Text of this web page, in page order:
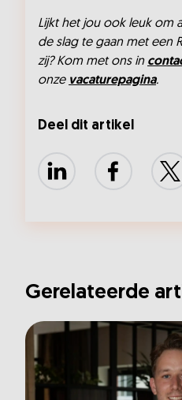
Lijkt het jou ook leuk om
de slag te gaan met een
zij? Kom met ons in
onze vacaturepagina.
Deel dit artikel
LinkedIn FacebookX
Gerelateerde